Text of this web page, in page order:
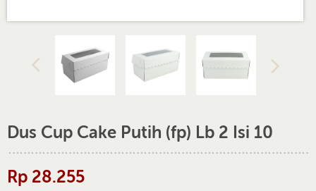
Dus Cup Cake Putih (fp) Lb 2 Isi 10
Rp 28.255